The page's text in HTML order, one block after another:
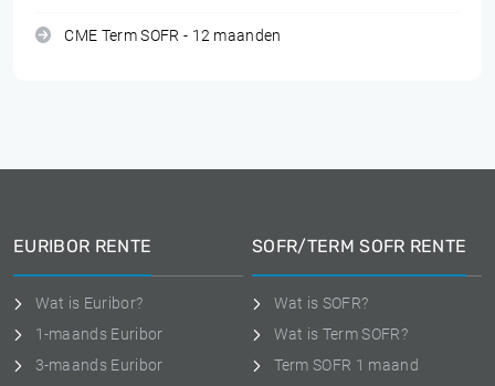
CME Term SOFR - 12 maanden
EURIBOR RENTE
Wat is Euribor?
1-maands Euribor
3-maands Euribor
SOFR/TERM SOFR RENTE
Wat is SOFR?
Wat is Term SOFR?
Term SOFR 1 maand